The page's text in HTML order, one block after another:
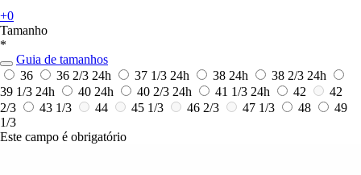
+0
Tamanho
*
Guia de tamanhos
36
36 2/3 24h 37 1/3 24h 38 24h 38 2/3 24h
39 1/3 24h 40 24h 40 2/3 24h 41 1/3 24h 42
42
2/3
43 1/3 44 45 1/3 46 2/3 47 1/3 48
49
1/3
Este campo é obrigatório